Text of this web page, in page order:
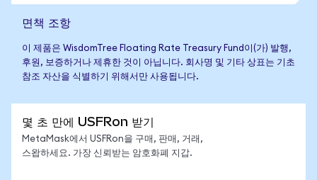
면책 조항
이 제품은 WisdomTree Floating Rate Treasury Fund이(가) 발행,
후원, 보증하거나 제휴한 것이 아닙니다. 회사명 및 기타 상표는 기초
참조 자산을 식별하기 위해서만 사용됩니다.
몇 초 만에 USFRon 받기
MetaMask에서 USFRon을 구매, 판매, 거래,
스왑하세요. 가장 신뢰받는 암호화폐 지갑.